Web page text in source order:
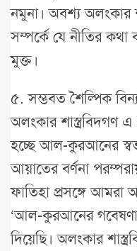
নমুনা। অবশ্য অলংকার
সম্পর্কে যে নীতির
মুক্ত।
৫. সম্ভবত শৈল্পিক
অলংকার শাস্ত্রবিদগণ
হচ্ছে আল-কুরআনের
আয়াতের বর্ণনা
ফাতিহা প্রসঙ্গে আমরা
‘আল-কুরআনের গবেষণা
দিয়েছি। অলংকার